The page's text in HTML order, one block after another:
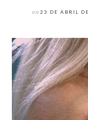
on 23 DE ABRIL